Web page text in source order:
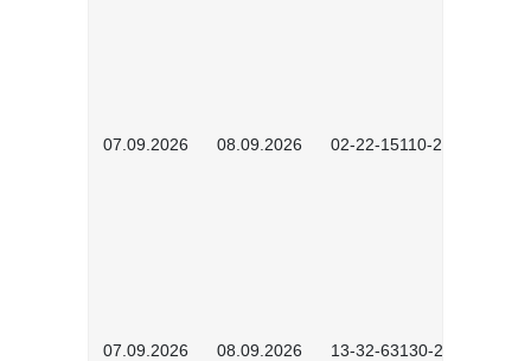
07.09.2026 08.09.2026 02-22-15110-2502
07.09.2026 08.09.2026 13-32-63130-2602